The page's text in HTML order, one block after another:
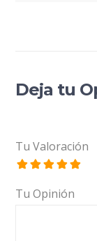
Deja tu
Tu Valoración
Tu Opinión